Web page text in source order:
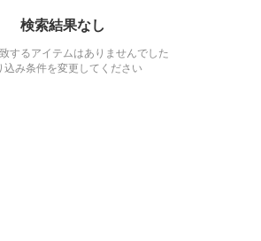
検索結果なし
するアイテムはありませんでした
込み条件を変更してください